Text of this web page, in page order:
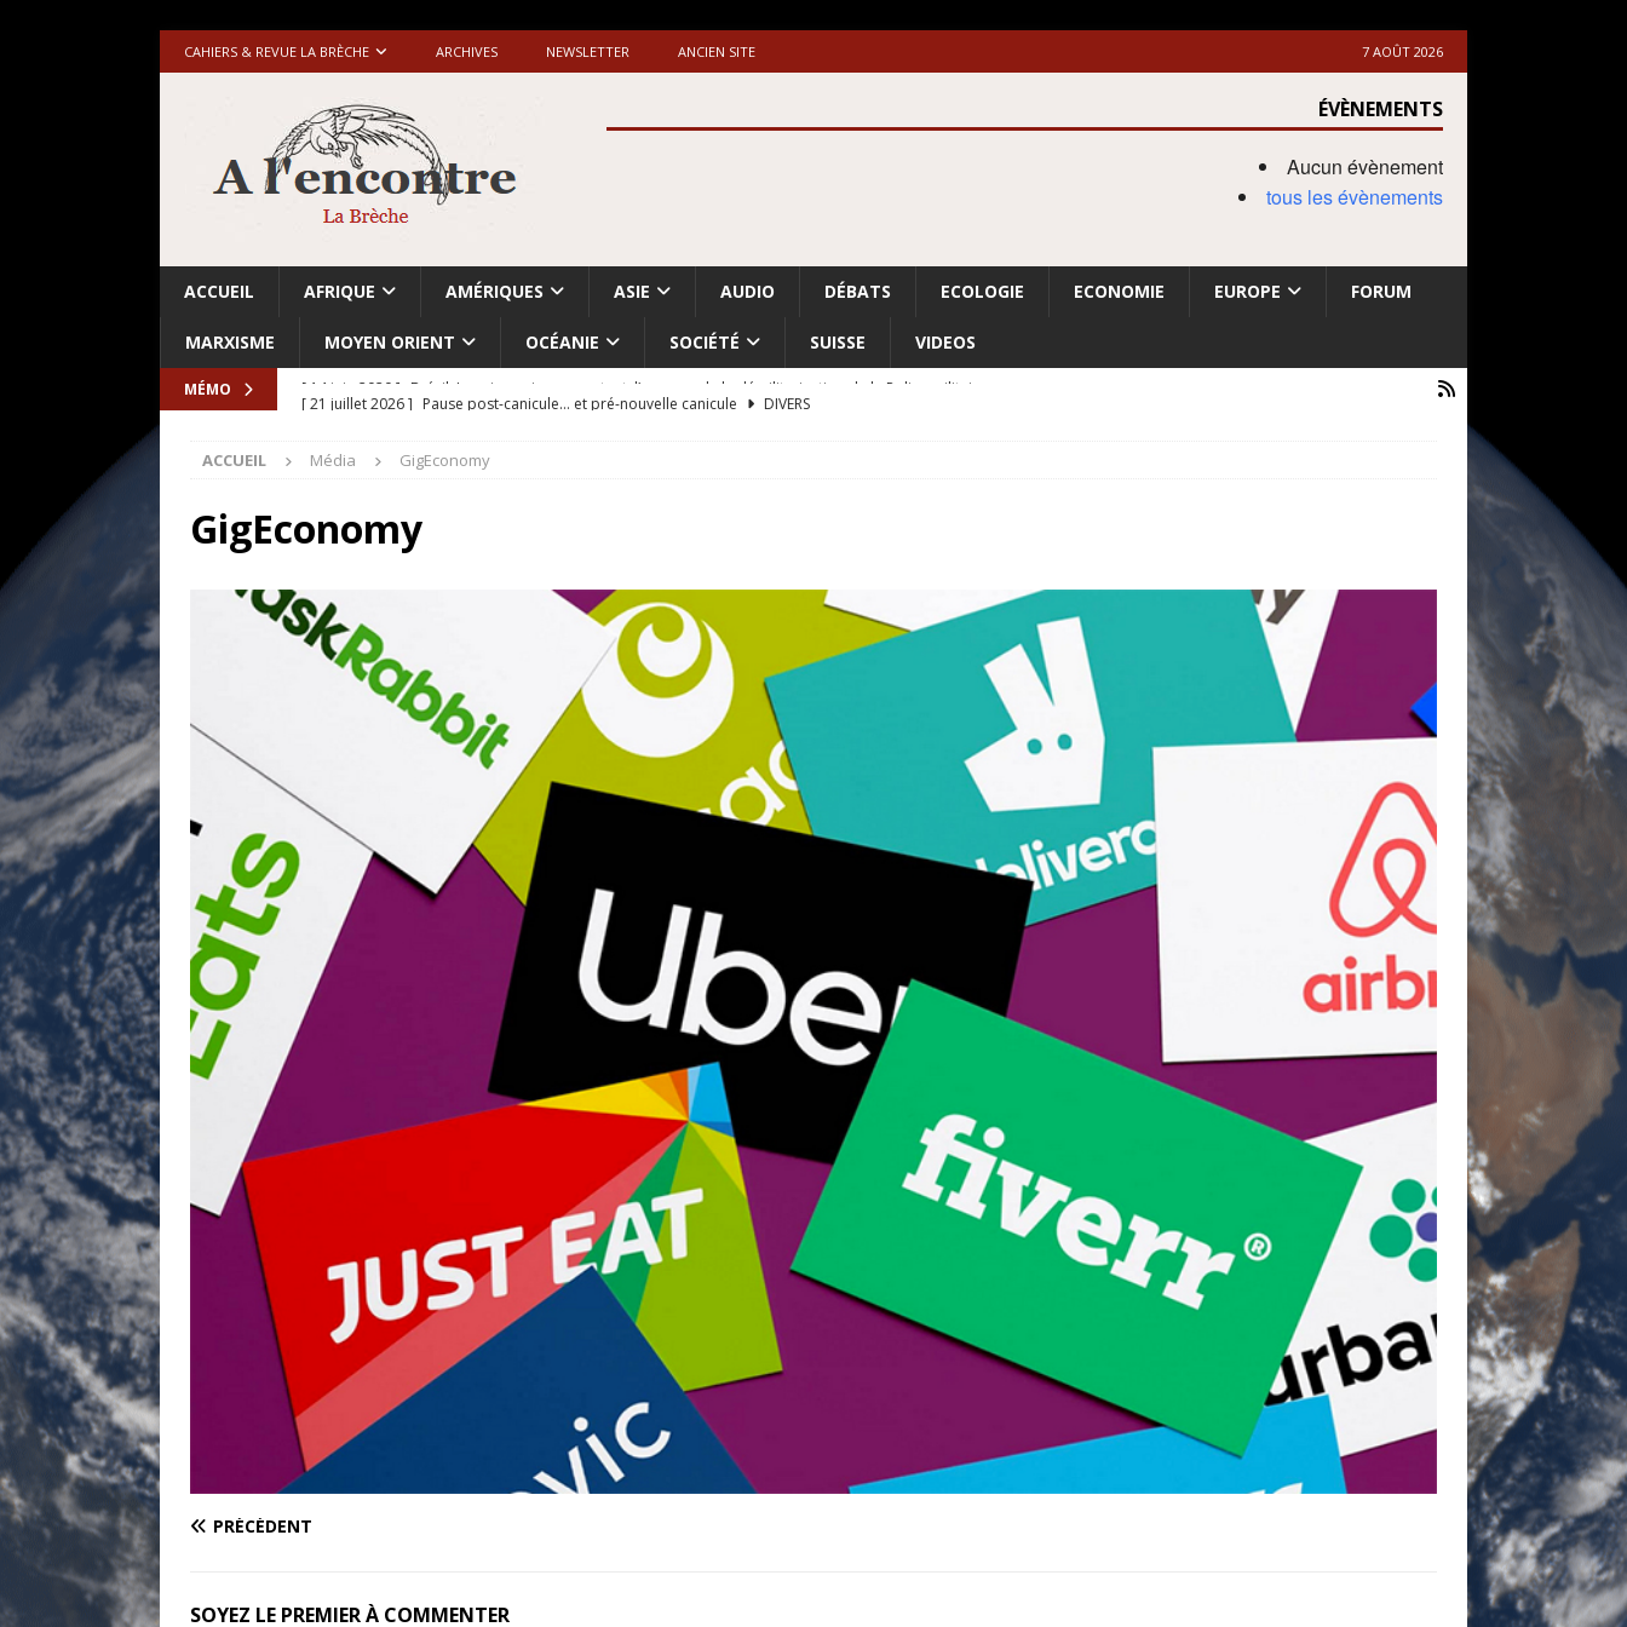
CAHIERS & REVUE LA BRÈCHE ARCHIVES NEWSLETTER ANCIEN SITE 7 AOÛT 2026
ÉVÈNEMENTS
Aucun évènement
tous les évènements
ACCUEIL AFRIQUE AMÉRIQUES ASIE AUDIO DÉBATS ECOLOGIE ECONOMIE EUROPE FORUM
MARXISME MOYEN ORIENT OCÉANIE SOCIÉTÉ SUISSE VIDEOS
MÉMO [ 21 juillet 2026 ] Pause post-canicule… et pré-nouvelle canicule
DIVERS
[ 18 juillet 2026 ] Israël-Palestine. «Accentuation du nettoyage ethnique en Cisjordanie et à Gaza
[ 17 juillet 2026 ]
goût… et une menace»
ETATS-UNIS
[ 17 juillet 2026 ]
Iran. Le retour de l’option militaire
ETATS-UNIS
[ 14 juin 2020 ] Brésil. Les vies noires comptent: l’urgence de la démilitarisation de la Police militaire
ACCUEIL Média GigEconomy
GigEconomy
PRÉCÉDENT
SOYEZ LE PREMIER À COMMENTER